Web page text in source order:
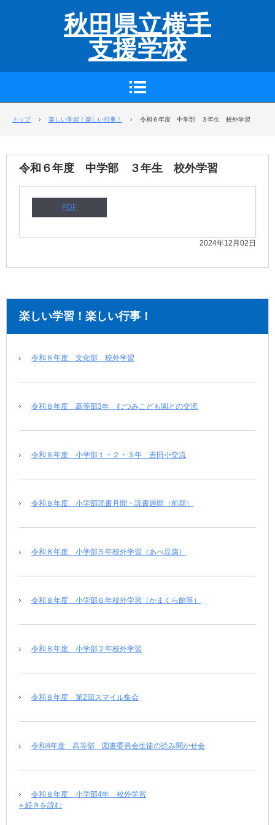
秋田県立横手
支援学校
トップ › 楽しい学習！楽しい行事！ › 令和６年度 中学部 ３年生 校外学習
令和６年度 中学部 ３年生 校外学習
PDF
2024年12月02日
楽しい学習！楽しい行事！
令和８年度 文化部 校外学習
令和８年度 高等部3年 むつみこども園との交流
令和８年度 小学部１・２・３年 吉田小交流
令和８年度 小学部読書月間・読書週間（前期）
令和８年度 小学部５年校外学習（あべ豆腐）
令和８年度 小学部６年校外学習（かまくら館等）
令和８年度 小学部２年校外学習
令和８年度 第2回スマイル集会
令和8年度 高等部 図書委員会生徒の読み聞かせ会
令和８年度 小学部4年 校外学習
» 続きを読む